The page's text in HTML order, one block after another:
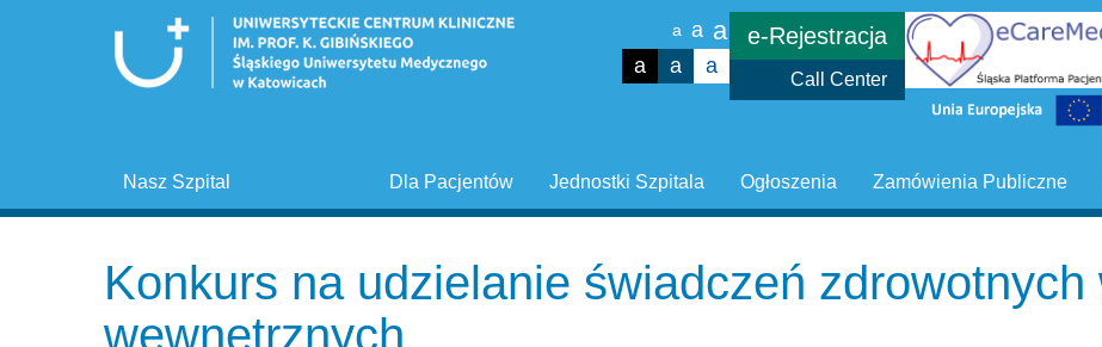
a a a
a a a
e-Rejestracja
Call Center
Zamówienia Publiczne
Ogłoszenia
Jednostki Szpitala
Dla Pacjentów
Nasz Szpital
Konkurs na udzielanie świadczeń
wewnętrznych